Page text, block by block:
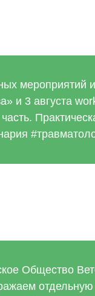
и 3 августа
Общество